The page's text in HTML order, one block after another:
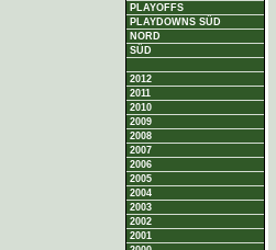
PLAYOFFS
PLAYDOWNS SÜD
NORD
SÜD
2012
2011
2010
2009
2008
2007
2006
2005
2004
2003
2002
2001